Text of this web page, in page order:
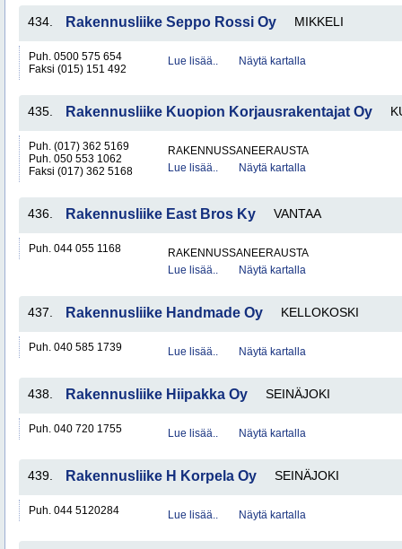
434. Rakennusliike Seppo Rossi Oy MIKKELI
Puh. 0500 575 654
Faksi (015) 151 492
Lue lisää.. Näytä kartalla
435. Rakennusliike Kuopion Korjausrakentajat Oy
Puh. (017) 362 5169
Puh. 050 553 1062
Faksi (017) 362 5168
RAKENNUSSANEERAUSTA
Lue lisää..
Näytä kartalla
436. Rakennusliike East Bros Ky VANTAA
Puh. 044 055 1168
RAKENNUSSANEERAUSTA
Lue lisää..
Näytä kartalla
437. Rakennusliike Handmade Oy KELLOKOSKI
Puh. 040 585 1739 Lue lisää.. Näytä kartalla
438. Rakennusliike Hiipakka Oy SEINÄJOKI
Puh. 040 720 1755 Lue lisää.. Näytä kartalla
439. Rakennusliike H Korpela Oy SEINÄJOKI
Puh. 044 5120284 Lue lisää.. Näytä kartalla